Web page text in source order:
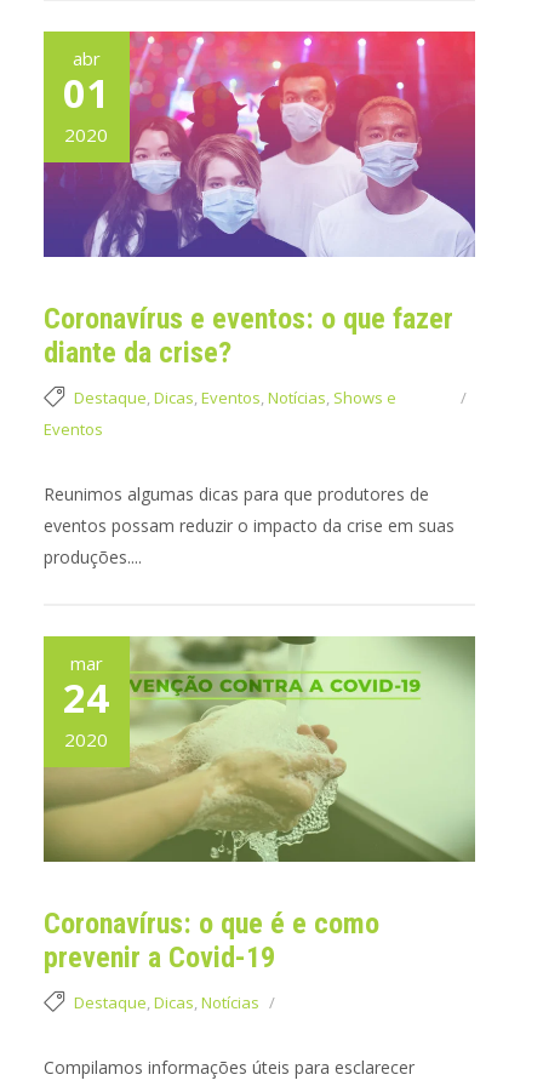
abr
01
2020
Coronavírus e eventos: o que fazer
diante da crise?
Destaque,Dicas,Eventos,Notícias, Shows e
Eventos
Reunimos algumas dicas para que produtores de
eventos possam reduzir o impacto da crise em suas
produções....
mar
24
2020
Coronavírus: o que é e como
prevenir a Covid-19
Destaque,Dicas,Notícias
Compilamos informações úteis para esclarecer